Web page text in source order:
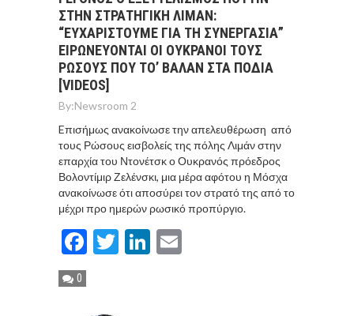
ΣΤΗΝ ΣΤΡΑΤΗΓΙΚΗ ΛΙΜΑΝ:
“ΕΥΧΑΡΙΣΤΟΥΜΕ ΓΙΑ ΤΗ ΣΥΝΕΡΓΑΣΙΑ”
ΕΙΡΩΝΕΥΟΝΤΑΙ ΟΙ ΟΥΚΡΑΝΟΙ ΤΟΥΣ
ΡΩΣΟΥΣ ΠΟΥ ΤΟ’ ΒΑΛΑΝ ΣΤΑ ΠΟΔΙΑ
[VIDEOS]
By:Newsroom 2
Eπισήμως ανακοίνωσε την απελευθέρωση από
τους Ρώσους εισβολείς της πόλης Λιμάν στην
επαρχία του Ντονέτσκ ο Ουκρανός πρόεδρος
Βολοντίμιρ Ζελένσκι, μια μέρα αφότου η Μόσχα
ανακοίνωσε ότι αποσύρει τον στρατό της από το
μέχρι προ ημερών ρωσικό προπύργιο.
Facebook
TwitterLinkedIn
0